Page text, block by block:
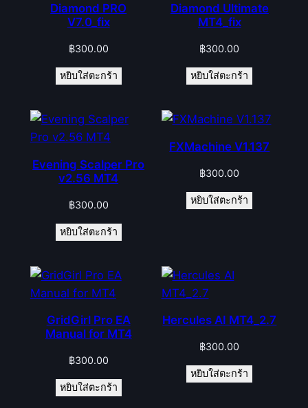
Diamond PRO
V7.0_fix
฿300.00
หยิบใส่ตะกร้า
Diamond Ultimate
MT4_fix
฿300.00
หยิบใส่ตะกร้า
Evening Scalper Pro
v2.56 MT4
฿300.00
หยิบใส่ตะกร้า
FXMachine V1.137
฿300.00
หยิบใส่ตะกร้า
GridGirl Pro EA
Manual for MT4
฿300.00
หยิบใส่ตะกร้า
Hercules AI MT4_2.7
฿300.00
หยิบใส่ตะกร้า